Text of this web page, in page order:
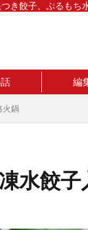
き餃子、ぷるもち
編
火鍋
水餃子